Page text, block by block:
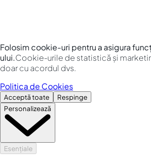
Folosim cookie-uri pentru a asigura
ului.Cookie-urile de statistică și
doar cu acordul dvs.
Politica de Cookies
Acceptă toate
Respinge
Personalizează
Esențiale